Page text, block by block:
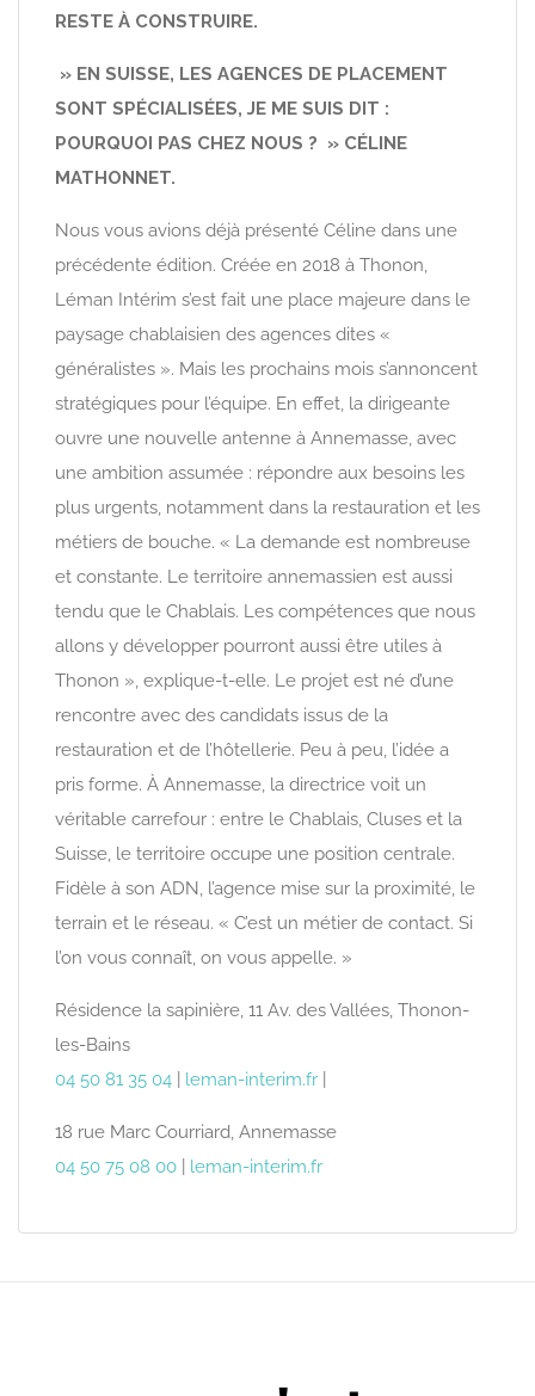
RESTE À CONSTRUIRE.
» EN SUISSE, LES AGENCES DE PLACEMENT
SONT SPÉCIALISÉES, JE ME SUIS DIT :
POURQUOI PAS CHEZ NOUS ? » CÉLINE
MATHONNET.
Nous vous avions déjà présenté Céline dans une
précédente édition. Créée en 2018 à Thonon,
Léman Intérim s’est fait une place majeure dans le
paysage chablaisien des agences dites «
généralistes ». Mais les prochains mois s’annoncent
stratégiques pour l’équipe. En effet, la dirigeante
ouvre une nouvelle antenne à Annemasse, avec
une ambition assumée : répondre aux besoins les
plus urgents, notamment dans la restauration et les
métiers de bouche. « La demande est nombreuse
et constante. Le territoire annemassien est aussi
tendu que le Chablais. Les compétences que nous
allons y développer pourront aussi être utiles à
Thonon », explique-t-elle. Le projet est né d’une
rencontre avec des candidats issus de la
restauration et de l’hôtellerie. Peu à peu, l’idée a
pris forme. À Annemasse, la directrice voit un
véritable carrefour : entre le Chablais, Cluses et la
Suisse, le territoire occupe une position centrale.
Fidèle à son ADN, l’agence mise sur la proximité, le
terrain et le réseau. « C’est un métier de contact. Si
l’on vous connaît, on vous appelle. »
Résidence la sapinière, 11 Av. des Vallées, Thonon-
les-Bains
04 50 81 35 04
leman-interim.fr
18 rue Marc Courriard, Annemasse
04 50 75 08 00
leman-interim.fr